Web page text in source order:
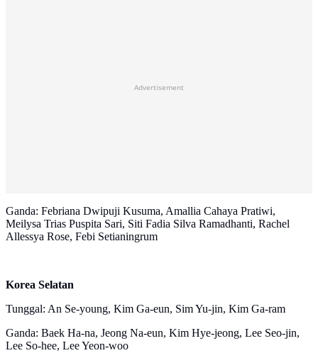
Advertisement
Ganda: Febriana Dwipuji Kusuma, Amallia Cahaya Pratiwi,
Meilysa Trias Puspita Sari, Siti Fadia Silva Ramadhanti, Rachel
Allessya Rose, Febi Setianingrum
Korea Selatan
Tunggal: An Se-young, Kim Ga-eun, Sim Yu-jin, Kim Ga-ram
Ganda: Baek Ha-na, Jeong Na-eun, Kim Hye-jeong, Lee Seo-jin,
Lee So-hee, Lee Yeon-woo